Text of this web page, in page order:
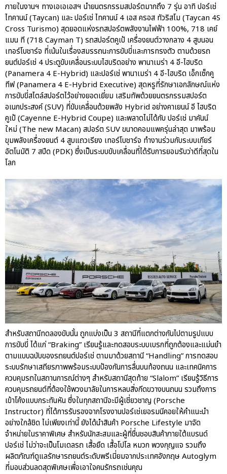
Porsche
QR
Uncategorized
ภายในงานฯ ทางเอเอเอสฯ นำยนตรกรรมสปอร์ตมากถึง 7 รุ่น อาทิ ปอร์เช่
ไทคานน์ (Taycan) และ ปอร์เช่ ไทคานน์ 4 เอส ครอส ทัวริสโม (Taycan 4S
Cross Turismo) สุดยอดแห่งรถสปอร์ตพลังงานไฟฟ้า 100%, 718 เคย์
แมน ที (718 Cayman T) รถสปอร์ตคูเป้ เครื่องยนต์วางกลาง 4 สูบนอน
เทอร์โบชาร์จ ที่เน้นในเรื่องสมรรถนะการขับขี่และการทรงตัว ตามด้วยรถ
ยนต์ปอร์เช่ 4 ประตูขับเคลื่อนระบบไฮบริดอย่าง พานาเมร่า 4 อี-ไฮบริด
(Panamera 4 E-Hybrid) และปอร์เช่ พานาเมร่า 4 อี-ไฮบริด เอ็กเซ็กคู
ทีฟ (Panamera 4 E-Hybrid Executive) สุดหรูที่รักษาเอกลักษณ์แห่ง
การขับขี่สไตล์สปอร์ตไว้อย่างยอดเยี่ยม เสริมทัพด้วยยนตรกรรมสปอร์ต
อเนกประสงค์ (SUV) ที่ขับเคลื่อนด้วยพลัง Hybrid อย่างคาเยนน์ อี ไฮบริด
คูเป้ (Cayenne E-Hybrid Coupe) และพลาดไม่ได้กับ ปอร์เช่ มาคันน์
ใหม่ (The new Macan) สปอร์ต SUV ขนาดคอมแพครุ่นล่าสุด มาพร้อม
ขุมพลังเครื่องยนต์ 4 สูบแถวเรียง เทอร์โบชาร์จ ทำงานร่วมกับระบบเกียร์
อัตโนมัติ 7 สปีด (PDK) ซึ่งเป็นระบบขับเคลื่อนที่ได้รับการยอมรับว่าดีที่สุดใน
โลก
สำหรับสถานีทดลองขับนั้น ถูกแบ่งเป็น 3 สถานีที่แตกต่างกันไปตามรูปแบบ
การขับขี่ ได้แก่ “Braking” เรียนรู้และทดสอบระบบเบรกที่ถูกต้องและแม่นยำ
ตามแบบฉบับของรถยนต์ปอร์เช่ ตามมาด้วยสถานี “Handling” การทดสอบ
ระบบรักษาเสถียรภาพพร้อมระบบป้องกันการลื่นบนท้องถนน และเทคนิคการ
ควบคุมรถในสถานการณ์ต่างๆ สำหรับสถานีสุดท้าย “Slalom” เรียนรู้วิธีการ
ควบคุมรถยนต์ที่ต้องใช้พวงมาลัยในการหลบสิ่งกีดขวางบนถนน รวมถึงการ
เข้าโค้งแบบกระทันหัน ซึ่งในทุกสถานีจะมีผู้เชี่ยวชาญ (Porsche
Instructor) ที่ได้การรับรองจากโรงงานปอร์เช่เยอรมนีคอยให้คำแนะนำ
อย่างใกล้ชิด ไม่เพียงเท่านี้ ยังได้นำสินค้า Porsche Lifestyle มาจัด
จำหน่ายในราคาพิเศษ สำหรับนักสะสมและผู้ที่ชื่นชอบสินค้าภายใต้แบรนด์
ปอร์เช่ ไม่ว่าจะเป็นโมเดลรถ เสื้อยืด เสื้อโปโล หมวก พวงกุญแจ รวมถึง
ผลิตภัณฑ์ดูแลรักษารถยนต์ระดับพรีเมี่ยมจากประเทศอังกฤษ Autoglym
ที่มอบส่วนลดสุดพิเศษเพื่อเอาใจคนรักรถเช่นคุณ